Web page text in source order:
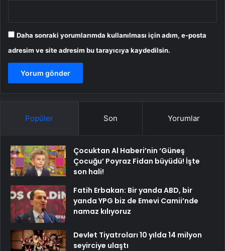
Daha sonraki yorumlarımda kullanılması için adım, e-posta
adresim ve site adresim bu tarayıcıya kaydedilsin.
Popüler Son Yorumlar
Çocuktan Al Haberi’nin ‘Güneş
Çocuğu’ Poyraz Fidan büyüdü! İşte
son hali!
Fatih Erbakan: Bir yanda ABD, bir
yanda YPG biz de Emevi Camii’nde
namaz kılıyoruz
Devlet Tiyatroları 10 yılda 14 milyon
seyirciye ulaştı